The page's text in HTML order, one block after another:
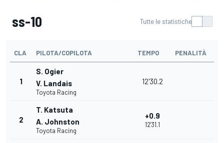
ss-10 Tutte le statistiche
CLA PILOTA/COPILOTA TEMPO PENALITÀ
1
S. Ogier
V. Landais
Toyota Racing
12'30.2
2
T. Katsuta
A. Johnston
Toyota Racing
+0.9
12'31.1